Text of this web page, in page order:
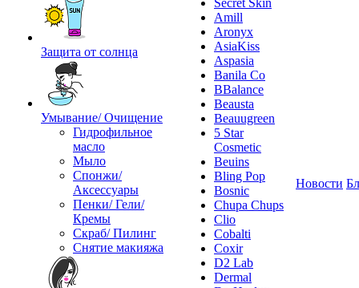
Защита от солнца
Умывание/ Очищение
Гидрофильное
масло
Мыло
Спонжи/
Аксессуары
Пенки/ Гели/
Кремы
Скраб/ Пилинг
Снятие макияжа
Secret Skin
Amill
Aronyx
AsiaKiss
Aspasia
Banila Co
BBalance
Beausta
Beauugreen
5 Star
Cosmetic
Beuins
Bling Pop
Bosnic
Chupa Chups
Clio
Cobalti
Coxir
D2 Lab
Dermal
Новости